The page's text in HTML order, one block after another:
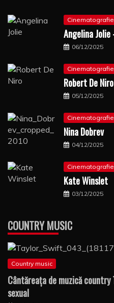
Cinematografie
Angelina
06/12/2025
Cinematografie
Robert De Niro
05/12/2025
Cinematografie
Nina Dobrev
04/12/2025
Cinematografie
Kate Winslet
03/12/2025
COUNTRY MUSIC
Country music
Cântăreaţa de muzică
sexual